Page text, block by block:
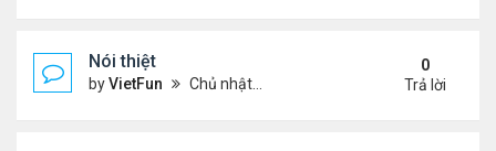
Nói thiệt
byVietFun Chủ nhật Tháng 12 12, 2021 11:06 pm
0
Trả lời